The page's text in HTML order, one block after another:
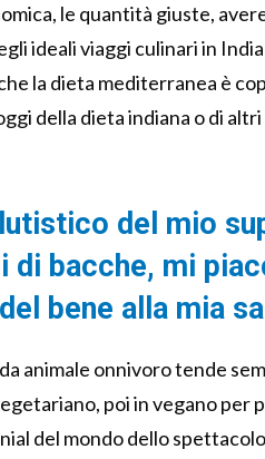
le quantità giuste,
ideali viaggi culinari in
la dieta mediterranea è
della dieta indiana o di
del mio
di bacche, mi
bene alla mia
animale onnivoro tende
poi in vegano per
del mondo dello